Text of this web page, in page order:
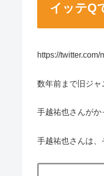
イッテQ
https://
数年前まで旧ジャ
手越祐也さんがか
手越祐也さんは